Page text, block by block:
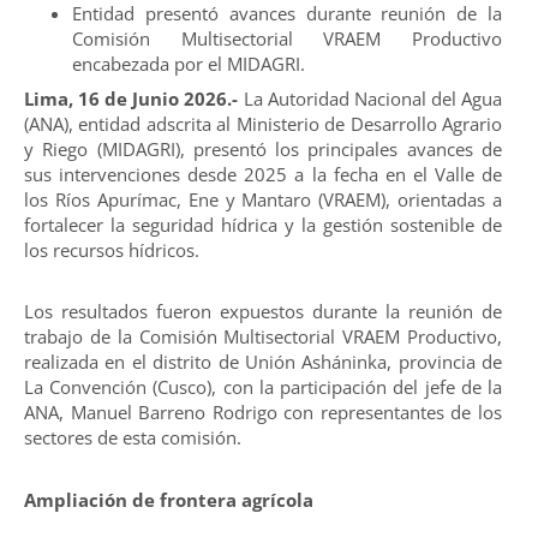
Entidad presentó avances durante reunión de la
Comisión Multisectorial VRAEM Productivo
encabezada por el MIDAGRI.
Lima, 16 de Junio 2026.- La Autoridad Nacional del Agua
(ANA), entidad adscrita al Ministerio de Desarrollo Agrario
y Riego (MIDAGRI), presentó los principales avances de
sus intervenciones desde 2025 a la fecha en el Valle de
los Ríos Apurímac, Ene y Mantaro (VRAEM), orientadas a
fortalecer la seguridad hídrica y la gestión sostenible de
los recursos hídricos.
Los resultados fueron expuestos durante la reunión de
trabajo de la Comisión Multisectorial VRAEM Productivo,
realizada en el distrito de Unión Asháninka, provincia de
La Convención (Cusco), con la participación del jefe de la
ANA, Manuel Barreno Rodrigo con representantes de los
sectores de esta comisión.
Ampliación de frontera agrícola